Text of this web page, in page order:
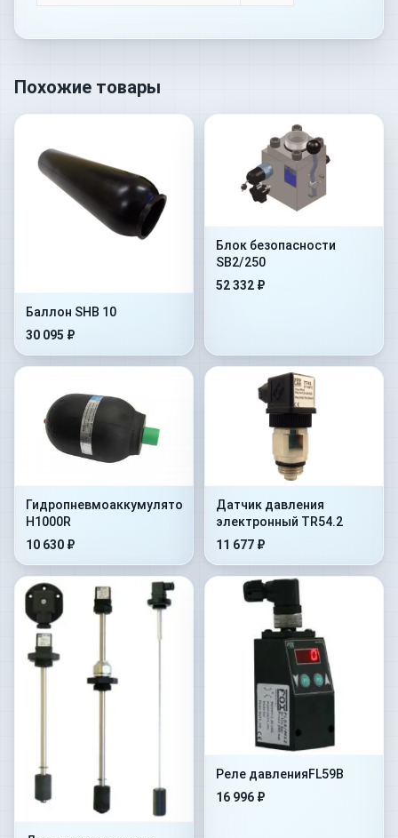
Похожие товары
Баллон SHB 10
30 095 ₽
Блок безопасности
SB2/250
52 332 ₽
Гидропневмоаккумулятор
H1000R
10 630 ₽
Датчик давления
электронный TR54.2
11 677 ₽
Реле давленияFL59B
16 996 ₽